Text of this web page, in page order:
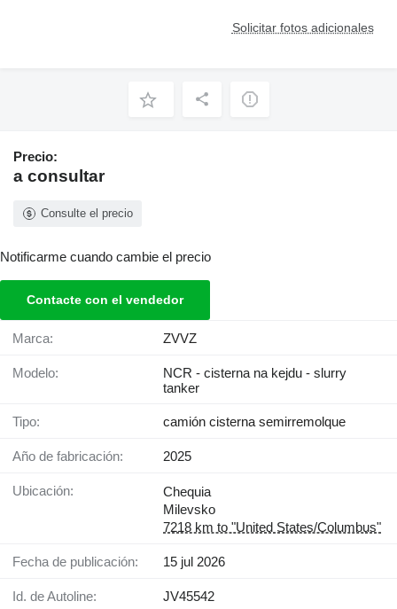
Solicitar fotos adicionales
Precio:
a consultar
Consulte el precio
Notificarme cuando cambie el precio
Contacte con el vendedor
Marca: ZVVZ
Modelo:
NCR - cisterna na kejdu - slurry
tanker
Tipo: camión cisterna semirremolque
Año de fabricación: 2025
Ubicación:
Chequia
Milevsko
7218 km to "United States/Columbus"
Fecha de publicación: 15 jul 2026
Id. de Autoline: JV45542